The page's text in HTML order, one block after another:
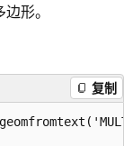
形。
复制